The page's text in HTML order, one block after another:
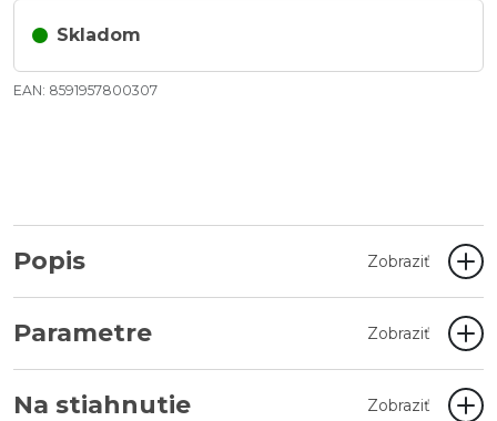
Skladom
EAN: 8591957800307
Popis Zobraziť
Parametre Zobraziť
Na stiahnutie Zobraziť